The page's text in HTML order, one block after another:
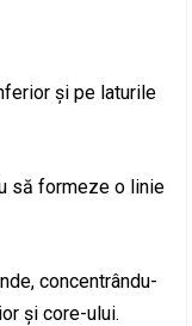
și pe laturile
să formeze o linie
concentrându-
și core-ului.